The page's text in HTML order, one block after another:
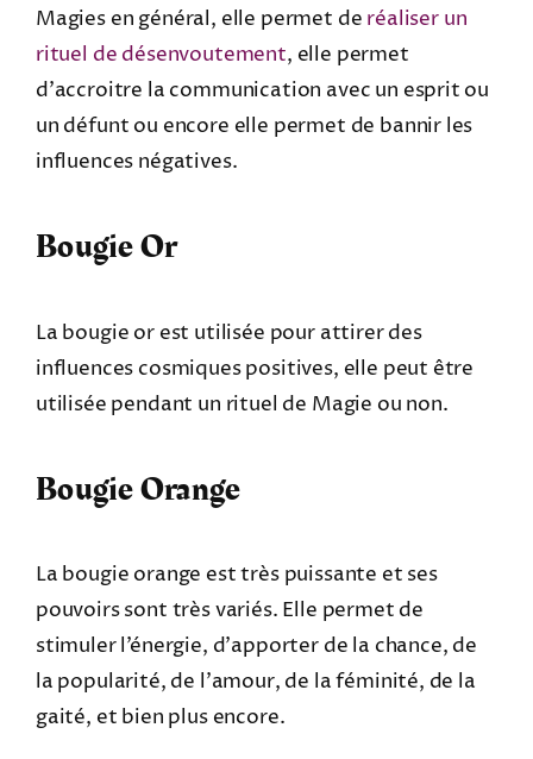
Magies en général, elle permet de réaliser un
rituel de désenvoutement, elle permet
d’accroitre la communication avec un esprit ou
un défunt ou encore elle permet de bannir les
influences négatives.
Bougie Or
La bougie or est utilisée pour attirer des
influences cosmiques positives, elle peut être
utilisée pendant un rituel de Magie ou non.
Bougie Orange
La bougie orange est très puissante et ses
pouvoirs sont très variés. Elle permet de
stimuler l’énergie, d’apporter de la chance, de
la popularité, de l’amour, de la féminité, de la
gaité, et bien plus encore.